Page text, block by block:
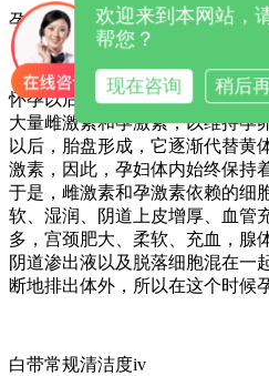
孕妇孕期白带多的原因
怀孕以后，孕妇的身体会发生相
大量雌激素和孕激素，以维持孕
以后，胎盘形成，它逐渐代替黄
激素，因此，孕妇体内始终保持
于是，雌激素和孕激素依赖的细
软、湿润、阴道上皮增厚、血管
多，宫颈肥大、柔软、充血，腺
阴道渗出液以及脱落细胞混在一
断地排出体外，所以在这个时候
白带常规清洁度iv
欢迎来到本网站，
帮您？
现在咨询 稍后